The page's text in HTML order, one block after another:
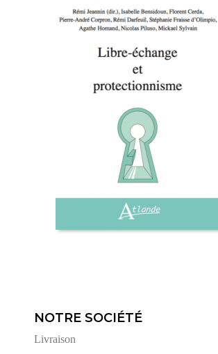
NOTRE SOCIÉTÉ
Livraison